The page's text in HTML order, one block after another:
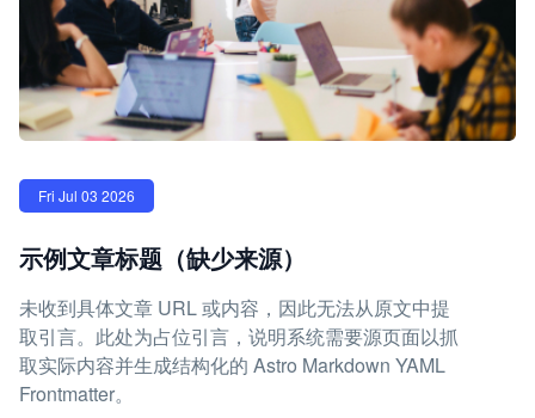
Fri Jul 03 2026
示例文章标题（缺少来源）
未收到具体文章 URL 或内容，因此无法从原文中提
取引言。此处为占位引言，说明系统需要源页面以抓
取实际内容并生成结构化的 Astro Markdown YAML
Frontmatter。